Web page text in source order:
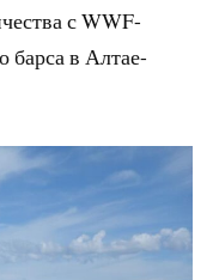
с WWF-
барса в Алтае-